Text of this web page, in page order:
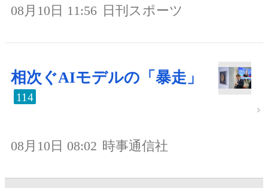
08月10日 11:56 日刊スポーツ
相次ぐAIモデルの「暴走」
114
08月10日 08:02 時事通信社